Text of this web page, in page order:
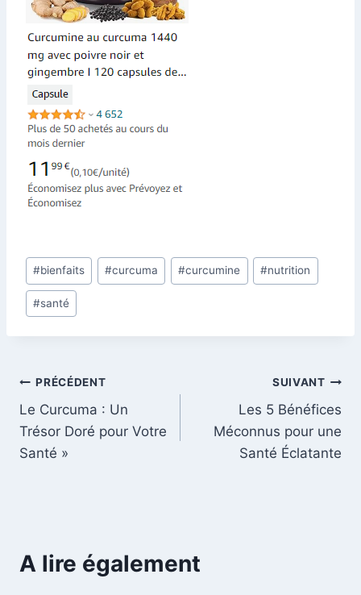
Post
Tags:
#bienfaits #curcuma #curcumine #nutrition
#santé
Navigation
de
l’article
PRÉCÉDENT
Le Curcuma : Un
Trésor Doré pour Votre
Santé »
SUIVANT
Les 5 Bénéfices
Méconnus pour une
Santé Éclatante
A lire également